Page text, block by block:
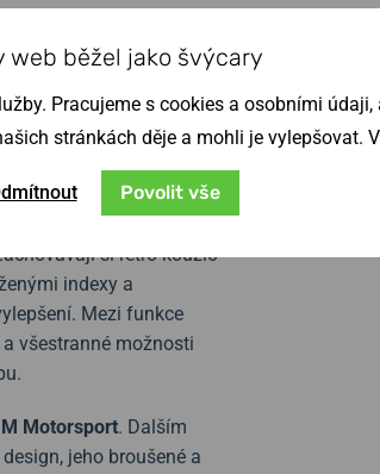
Automatic.
z roku 1972
140. výročí
výročním logem
si retro kouzlo
indexy a
Mezi funkce
všestranné možnosti
Motorsport. Dalším
jeho broušené a
web běžel jako švýcary
Pracujeme s cookies a osobními
stránkách děje a mohli je vylepšovat.
Povolit vše